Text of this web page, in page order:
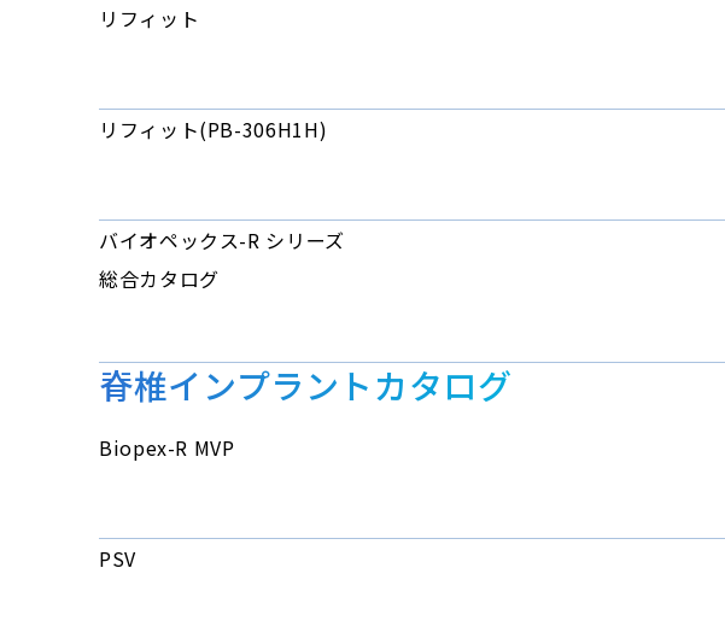
リフィット
リフィット(PB-306H1H)
バイオペックス-R シリーズ
総合カタログ
脊椎インプラントカタログ
Biopex-R MVP
PSV